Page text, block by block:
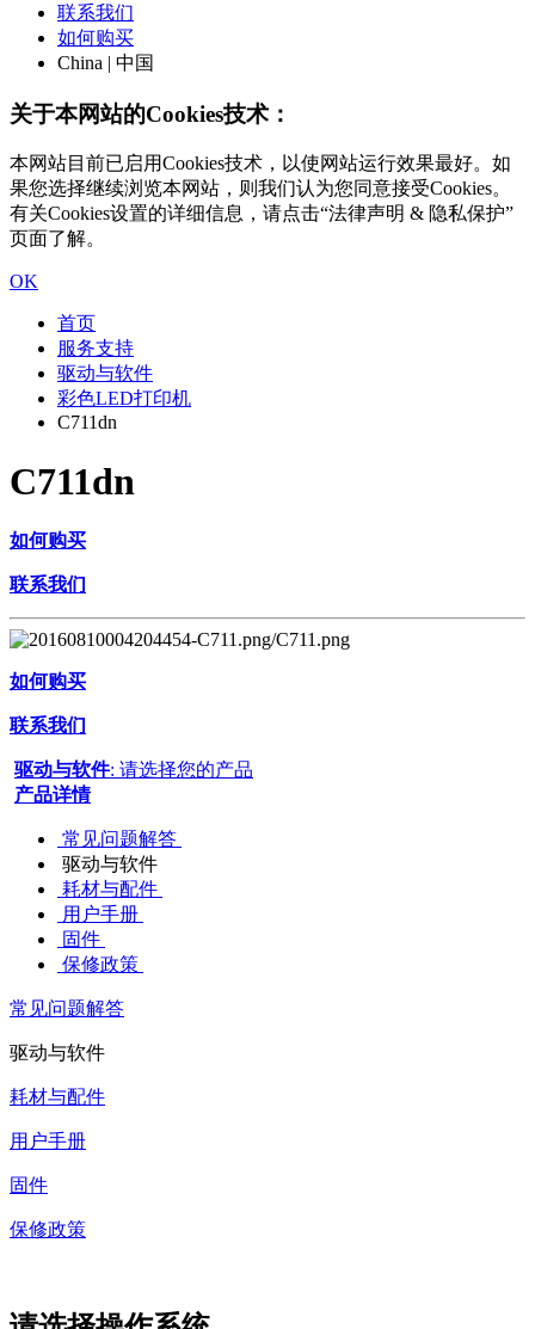
联系我们
如何购买
China | 中国
关于本网站的Cookies技术：
本网站目前已启用Cookies技术，以使网站运行效果最好。如
果您选择继续浏览本网站，则我们认为您同意接受Cookies。
有关Cookies设置的详细信息，请点击“法律声明 & 隐私保护”
页面了解。
OK
首页
服务支持
驱动与软件
彩色LED打印机
C711dn
C711dn
如何购买
联系我们
如何购买
联系我们
驱动与软件: 请选择您的产品
产品详情
常见问题解答
驱动与软件
耗材与配件
用户手册
固件
保修政策
常见问题解答
驱动与软件
耗材与配件
用户手册
固件
保修政策